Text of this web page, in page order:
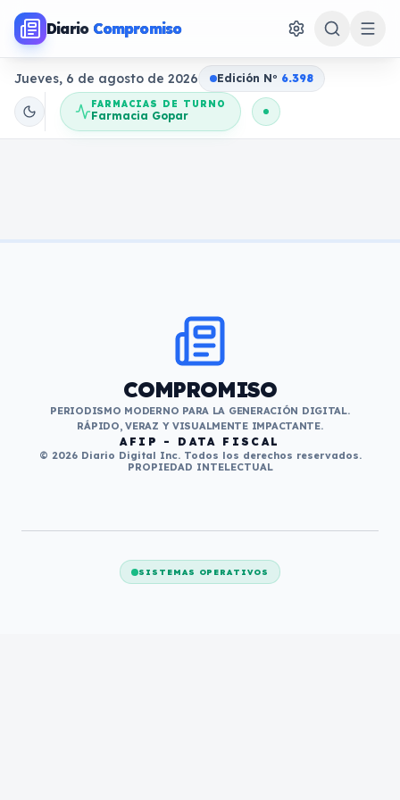
Diario Compromiso
Jueves, 6 de agosto de 2026 Edición No 6.398
FARMACIAS DE TURNO
Farmacia Gopar
COMPROMISO
PERIODISMO MODERNO PARA LA GENERACIÓN DIGITAL.
RÁPIDO, VERAZ Y VISUALMENTE IMPACTANTE.
AFIP - DATA FISCAL
© 2026 Diario Digital Inc. Todos los derechos reservados.
PROPIEDAD INTELECTUAL
SISTEMAS OPERATIVOS